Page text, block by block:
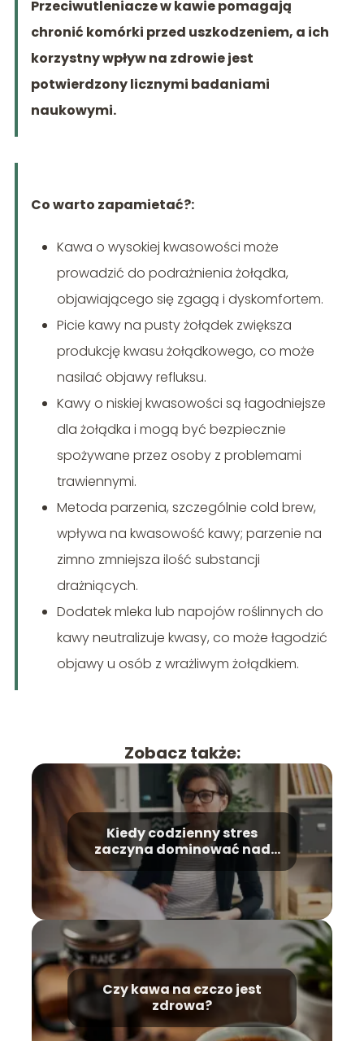
Przeciwutleniacze w kawie pomagają
chronić komórki przed uszkodzeniem, a ich
korzystny wpływ na zdrowie jest
potwierdzony licznymi badaniami
naukowymi.
Co warto zapamietać?:
Kawa o wysokiej kwasowości może
prowadzić do podrażnienia żołądka,
objawiającego się zgagą i dyskomfortem.
Picie kawy na pusty żołądek zwiększa
produkcję kwasu żołądkowego, co może
nasilać objawy refluksu.
Kawy o niskiej kwasowości są łagodniejsze
dla żołądka i mogą być bezpiecznie
spożywane przez osoby z problemami
trawiennymi.
Metoda parzenia, szczególnie cold brew,
wpływa na kwasowość kawy; parzenie na
zimno zmniejsza ilość substancji
drażniących.
Dodatek mleka lub napojów roślinnych do
kawy neutralizuje kwasy, co może łagodzić
objawy u osób z wrażliwym żołądkiem.
Zobacz także:
Kiedy codzienny stres
zaczyna dominować nad
życiem i jak poznać moment,
w którym warto poprosić o
wsparcie?
Czy kawa na czczo jest
zdrowa?